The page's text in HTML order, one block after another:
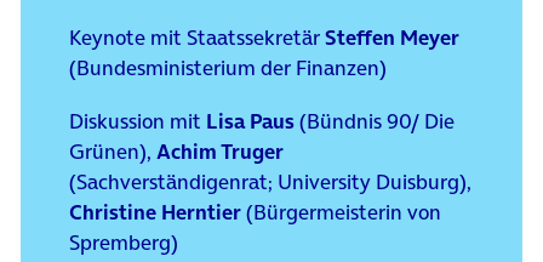
Keynote mit StaatssekretärSteffen Meyer
(Bundesministerium der Finanzen)
Diskussion mit Lisa Paus(Bündnis 90/ Die
Grünen), Achim Truger
(Sachverständigenrat; University Duisburg),
Christine Herntier(Bürgermeisterin von
Spremberg)